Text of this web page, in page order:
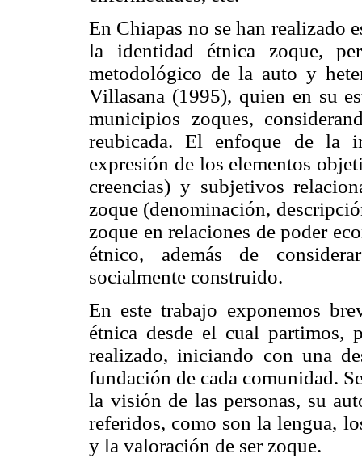
En Chiapas no se han realizado
la identidad étnica zoque,
metodológico de la auto y
Villasana (1995), quien en su
municipios zoques,
reubicada. El enfoque de la
expresión de los elementos
creencias) y subjetivos
zoque (denominación,
zoque en relaciones de poder
étnico, además de
socialmente construido.
En este trabajo exponemos
étnica desde el cual partimos,
realizado, iniciando con una
fundación de cada comunidad.
la visión de las personas, su
referidos, como son la lengua,
y la valoración de ser zoque.